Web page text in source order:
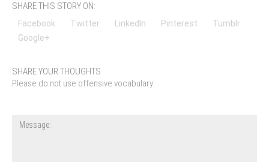
SHARE THIS STORY ON:
Facebook Twitter LinkedIn Pinterest
Tumblr
Google+
SHARE YOUR THOUGHTS
Please do not use offensive vocabulary.